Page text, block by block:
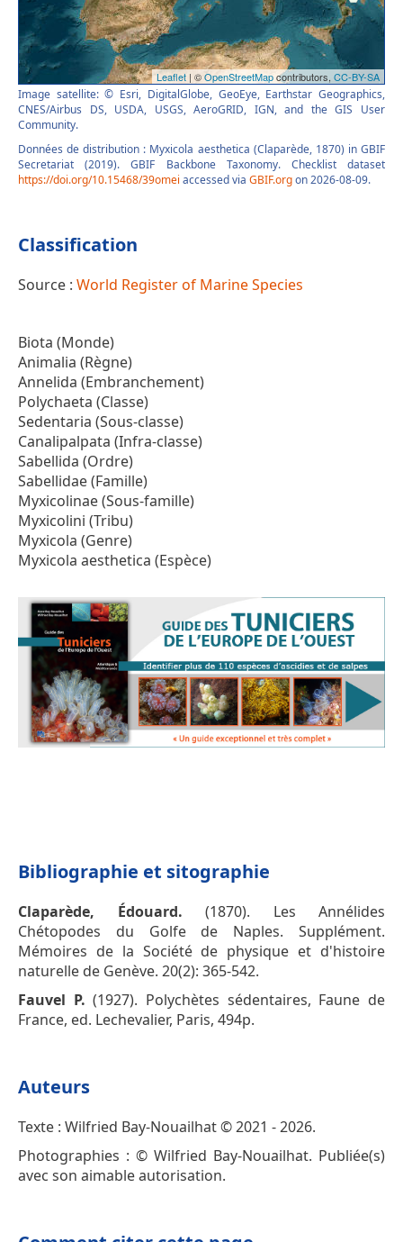
Image satellite: © Esri, DigitalGlobe, GeoEye, Earthstar Geographics,
CNES/Airbus DS, USDA, USGS, AeroGRID, IGN, and the GIS User
Community.
Données de distribution : Myxicola aesthetica (Claparède, 1870) in GBIF
Secretariat (2019). GBIF Backbone Taxonomy. Checklist dataset
https://doi.org/10.15468/39omei accessed via GBIF.orgon 2026-08-09.
Classification
Source : World Register of Marine Species
Biota (Monde)
Animalia (Règne)
Annelida (Embranchement)
Polychaeta (Classe)
Sedentaria (Sous-classe)
Canalipalpata (Infra-classe)
Sabellida (Ordre)
Sabellidae (Famille)
Myxicolinae (Sous-famille)
Myxicolini (Tribu)
Myxicola (Genre)
Myxicola aesthetica (Espèce)
Bibliographie et sitographie
Claparède, Édouard. (1870). Les Annélides
Chétopodes du Golfe de Naples. Supplément.
Mémoires de la Société de physique et d'histoire
naturelle de Genève. 20(2): 365-542.
Fauvel P. (1927). Polychètes sédentaires, Faune de
France, ed. Lechevalier, Paris, 494p.
Auteurs
Texte : Wilfried Bay-Nouailhat © 2021 - 2026.
Photographies : © Wilfried Bay-Nouailhat. Publiée(s)
avec son aimable autorisation.